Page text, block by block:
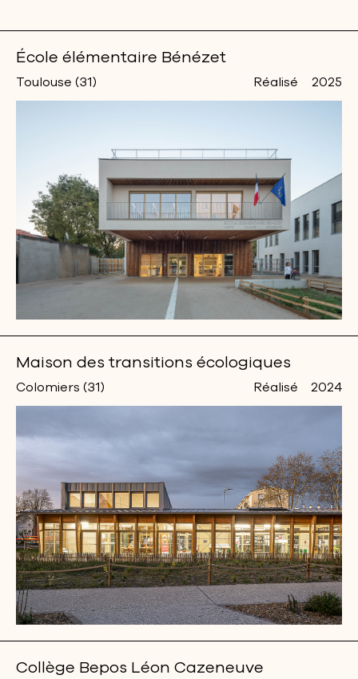
École élémentaire Bénézet
Réalisé
Toulouse (31) 2025
Maison des transitions écologiques
Réalisé
Colomiers (31) 2024
Collège Bepos Léon Cazeneuve